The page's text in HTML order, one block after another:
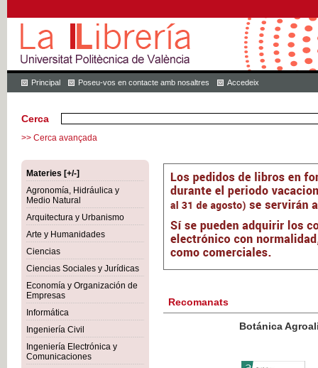
Principal Poseu-vos en contacte amb nosaltres Accedeix
Cerca
>> Cerca avançada
Materies [+/-]
Agronomía, Hidráulica y
Medio Natural
Arquitectura y Urbanismo
Arte y Humanidades
Ciencias
Ciencias Sociales y Jurídicas
Economía y Organización de
Empresas
Informática
Ingeniería Civil
Ingeniería Electrónica y
Comunicaciones
Recomanats
Botánica Agroalimentaria